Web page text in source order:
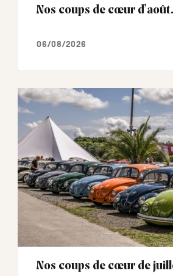
Nos coups de cœur
06/08/2026
Nos coups de cœur de